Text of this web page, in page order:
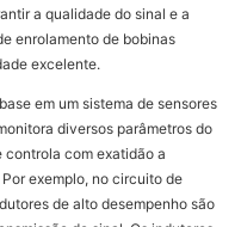
a qualidade do sinal e a
enrolamento de bobinas
excelente.
em um sistema de sensores
diversos parâmetros do
controla com exatidão a
exemplo, no circuito de
de alto desempenho são